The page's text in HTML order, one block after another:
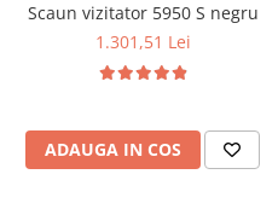
Scaun vizitator 5950 S negru
1.301,51 Lei
ADAUGA IN COS